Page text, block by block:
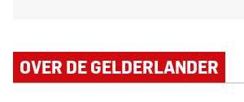
OVER DE GELDERLANDER